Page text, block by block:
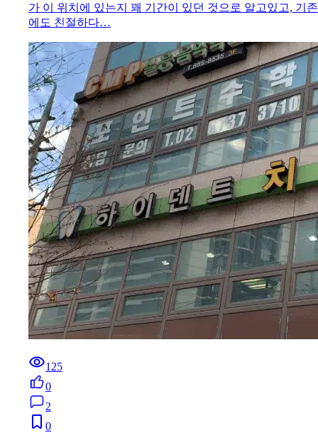
가 이 위치에 있는지 꽤 기간이 있던 것으로 알고있고, 기존
에도 친절하다…
125
0
2
0